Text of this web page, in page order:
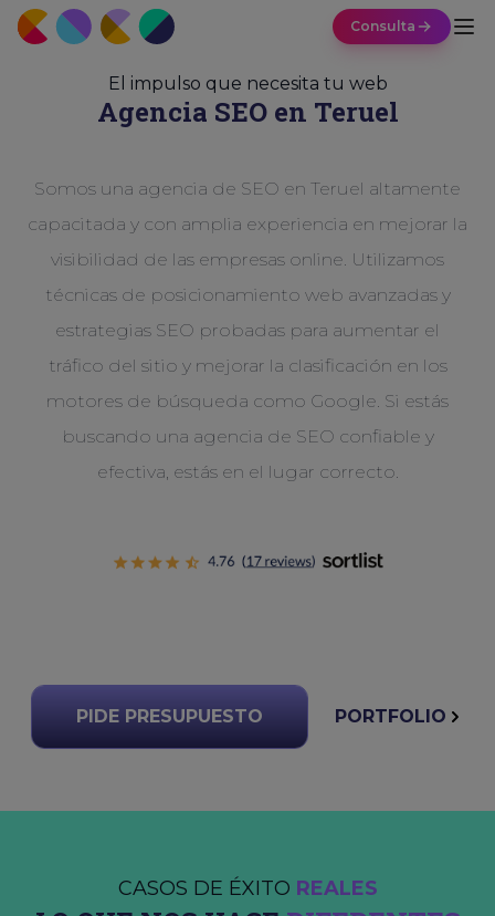
Consulta
El impulso que necesita tu web
Agencia SEO en Teruel
Somos una agencia de SEO en Teruel altamente
capacitada y con amplia experiencia en mejorar la
visibilidad de las empresas online. Utilizamos
técnicas de posicionamiento web avanzadas y
estrategias SEO probadas para aumentar el
tráfico del sitio y mejorar la clasificación en los
motores de búsqueda como Google. Si estás
buscando una agencia de SEO confiable y
efectiva, estás en el lugar correcto.
PIDE PRESUPUESTO PORTFOLIO
CASOS DE ÉXITO REALES